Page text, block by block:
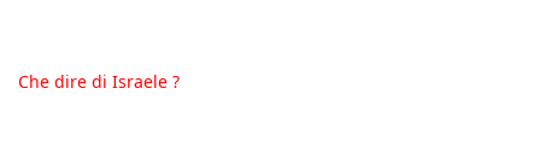
Che dire di Israele ?